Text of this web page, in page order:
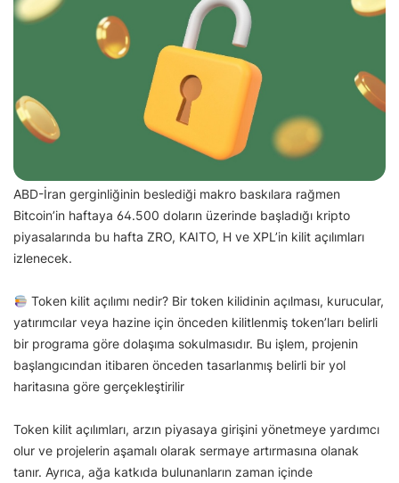
ABD-İran gerginliğinin beslediği makro baskılara rağmen
Bitcoin’in haftaya 64.500 doların üzerinde başladığı kripto
piyasalarında bu hafta ZRO, KAITO, H ve XPL’in kilit açılımları
izlenecek.
Token kilit açılımı nedir? Bir token kilidinin açılması, kurucular,
yatırımcılar veya hazine için önceden kilitlenmiş token’ları belirli
bir programa göre dolaşıma sokulmasıdır. Bu işlem, projenin
başlangıcından itibaren önceden tasarlanmış belirli bir yol
haritasına göre gerçekleştirilir
Token kilit açılımları, arzın piyasaya girişini yönetmeye yardımcı
olur ve projelerin aşamalı olarak sermaye artırmasına olanak
tanır. Ayrıca, ağa katkıda bulunanların zaman içinde